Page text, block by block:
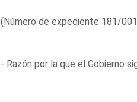
(Número de expediente 181/
- Razón por la que el Gobierno